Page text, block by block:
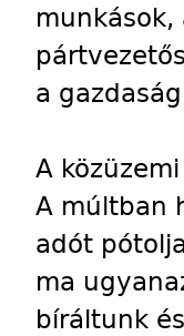
a
A
A múltban
adót
ma
bíráltunk